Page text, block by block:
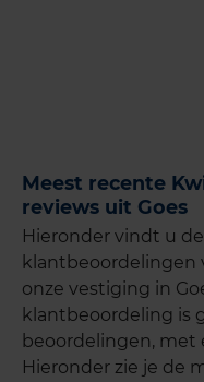
Meest recente
reviews uit Goes
Hieronder vindt u
klantbeoordelingen
onze vestiging in
klantbeoordeling is
beoordelingen, met
Hieronder zie je de